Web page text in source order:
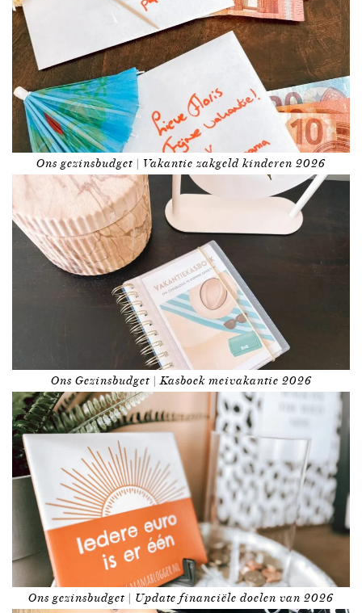
Ons gezinsbudget | Vakantie zakgeld kinderen 2026
Ons Gezinsbudget | Kasboek meivakantie 2026
Ons gezinsbudget | Update financiële doelen van 2026